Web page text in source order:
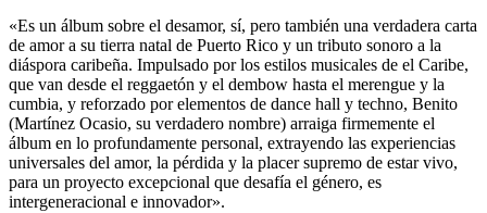
«Es un álbum sobre el desamor, sí, pero también una verdadera carta
de amor a su tierra natal de Puerto Rico y un tributo sonoro a la
diáspora caribeña. Impulsado por los estilos musicales de el Caribe,
que van desde el reggaetón y el dembow hasta el merengue y la
cumbia, y reforzado por elementos de dance hall y techno, Benito
(Martínez Ocasio, su verdadero nombre) arraiga firmemente el
álbum en lo profundamente personal, extrayendo las experiencias
universales del amor, la pérdida y la placer supremo de estar vivo,
para un proyecto excepcional que desafía el género, es
intergeneracional e innovador».